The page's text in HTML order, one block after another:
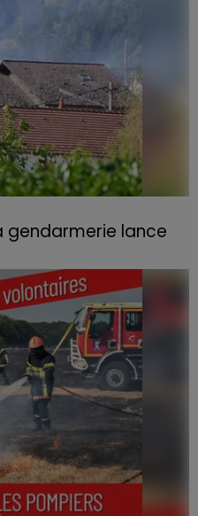
gendarmerie lance
de se propager au
deux habitations et
centaine de personnes.